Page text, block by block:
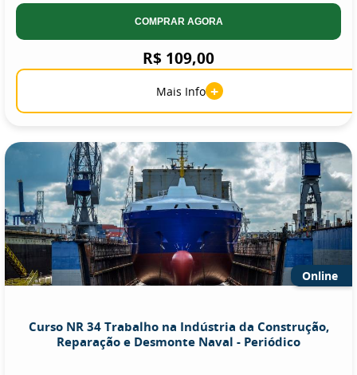
COMPRAR AGORA
R$ 109,00
Mais Info +
Online
Curso NR 34 Trabalho na Indústria da Construção,
Reparação e Desmonte Naval - Periódico